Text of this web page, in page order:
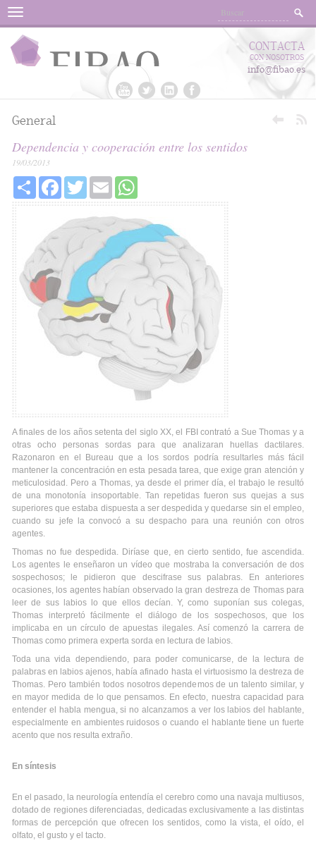
Menu
CONTACTA
CON NOSOTROS
info@fibao.es
General
Dependencia y cooperación entre los sentidos
19/03/2013
Share FacebookTwitter Email
A finales de los años setenta del siglo XX, el FBI contrató a Sue Thomas y a
otras ocho personas sordas para que analizaran huellas dactilares.
Razonaron en el Bureau que a los sordos podría resultarles más fácil
mantener la concentración en esta pesada tarea, que exige gran atención y
meticulosidad. Pero a Thomas, ya desde el primer día, el trabajo le resultó
de una monotonía insoportable. Tan repetidas fueron sus quejas a sus
superiores que estaba dispuesta a ser despedida y quedarse sin el empleo,
cuando su jefe la convocó a su despacho para una reunión con otros
agentes.
Thomas no fue despedida. Diríase que, en cierto sentido, fue ascendida.
Los agentes le enseñaron un vídeo que mostraba la conversación de dos
sospechosos; le pidieron que descifrase sus palabras. En anteriores
ocasiones, los agentes habían observado la gran destreza de Thomas para
leer de sus labios lo que ellos decían. Y, como suponían sus colegas,
Thomas interpretó fácilmente el diálogo de los sospechosos, que los
implicaba en un círculo de apuestas ilegales. Así comenzó la carrera de
Thomas como primera experta sorda en lectura de labios.
Toda una vida dependiendo, para poder comunicarse, de la lectura de
palabras en labios ajenos, había afinado hasta el virtuosismo la destreza de
Thomas. Pero también todos nosotros dependemos de un talento similar, y
en mayor medida de lo que pensamos. En efecto, nuestra capacidad para
entender el habla mengua, si no alcanzamos a ver los labios del hablante,
especialmente en ambientes ruidosos o cuando el hablante tiene un fuerte
acento que nos resulta extraño.
En síntesis
En el pasado, la neurología entendía el cerebro como una navaja multiusos,
dotado de regiones diferenciadas, dedicadas exclusivamente a las distintas
formas de percepción que ofrecen los sentidos, como la vista, el oído, el
olfato, el gusto y el tacto.